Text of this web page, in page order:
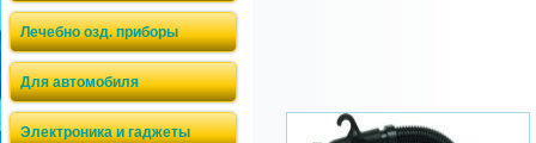
Лечебно озд. приборы
Для автомобиля
Электроника и гаджеты